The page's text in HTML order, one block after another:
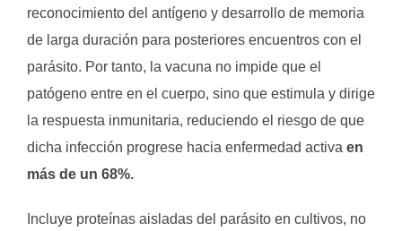
reconocimiento del antígeno y desarrollo de memoria
de larga duración para posteriores encuentros con el
parásito. Por tanto, la vacuna no impide que el
patógeno entre en el cuerpo, sino que estimula y dirige
la respuesta inmunitaria, reduciendo el riesgo de que
dicha infección progrese hacia enfermedad activa en
más de un 68%.
Incluye proteínas aisladas del parásito en cultivos, no